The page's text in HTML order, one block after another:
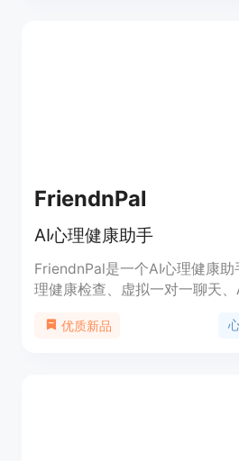
FriendnPal
AI心理健康助手
FriendnPal是一个AI心理健康
理健康检查、虚拟一对一聊天
语言交流，平台还提供合格的
优质新品